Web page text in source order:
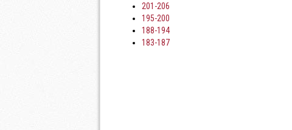
201-206
195-200
188-194
183-187